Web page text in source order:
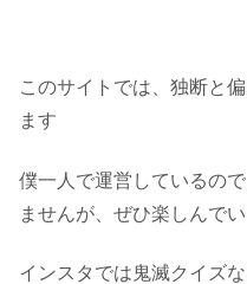
このサイトでは、独断と
ます
僕一人で運営しているの
ませんが、ぜひ楽しんで
インスタでは鬼滅クイズ